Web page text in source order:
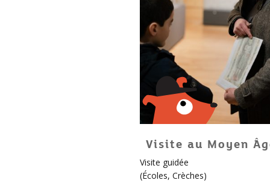
Visite au Moyen
Pour
enfants
Visite guidée
(Écoles, Crèches)